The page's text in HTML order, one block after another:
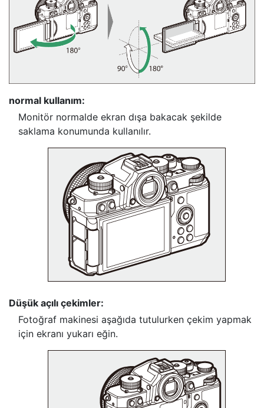
normal kullanım:
Monitör normalde ekran dışa bakacak şekilde
saklama konumunda kullanılır.
Düşük açılı çekimler:
Fotoğraf makinesi aşağıda tutulurken çekim yapmak
için ekranı yukarı eğin.